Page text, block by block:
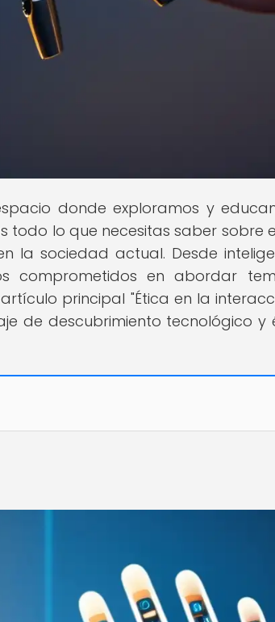
donde exploramos y
todo lo que necesitas saber sobre
la sociedad actual. Desde
comprometidos en abordar
principal "Ética en la
de descubrimiento tecnológico y